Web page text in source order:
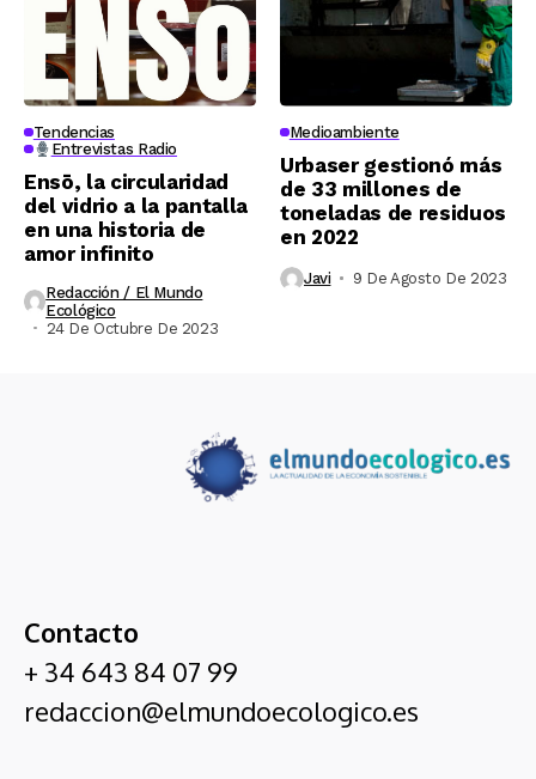
Tendencias
Entrevistas Radio
Ensō, la circularidad
del vidrio a la pantalla
en una historia de
amor infinito
Redacción / El Mundo
Ecológico
24 De Octubre De 2023
Medioambiente
Urbaser gestionó más
de 33 millones de
toneladas de residuos
en 2022
Javi 9 De Agosto De 2023
Contacto
+ 34 643 84 07 99
redaccion@elmundoecologico.es